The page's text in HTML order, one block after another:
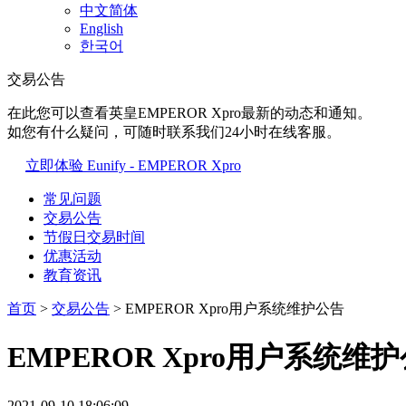
中文简体
English
한국어
交易公告
在此您可以查看英皇EMPEROR Xpro最新的动态和通知。
如您有什么疑问，可随时联系我们24小时在线客服。
立即体验 Eunify - EMPEROR Xpro
常见问题
交易公告
节假日交易时间
优惠活动
教育资讯
首页 > 交易公告 > EMPEROR Xpro用户系统维护公告
EMPEROR Xpro用户系统维